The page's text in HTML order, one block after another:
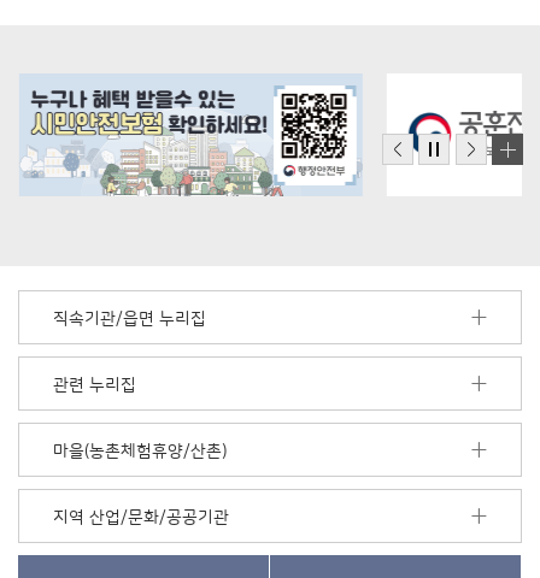
직속기관/읍면 누리집
관련 누리집
마을(농촌체험휴양/산촌)
지역 산업/문화/공공기관